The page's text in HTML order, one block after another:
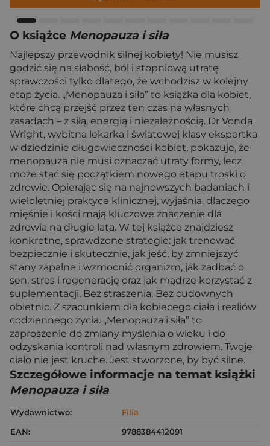
O książce Menopauza i siła
Najlepszy przewodnik silnej kobiety! Nie musisz
godzić się na słabość, ból i stopniową utratę
sprawczości tylko dlatego, że wchodzisz w kolejny
etap życia. „Menopauza i siła” to książka dla kobiet,
które chcą przejść przez ten czas na własnych
zasadach – z siłą, energią i niezależnością. Dr Vonda
Wright, wybitna lekarka i światowej klasy ekspertka
w dziedzinie długowieczności kobiet, pokazuje, że
menopauza nie musi oznaczać utraty formy, lecz
może stać się początkiem nowego etapu troski o
zdrowie. Opierając się na najnowszych badaniach i
wieloletniej praktyce klinicznej, wyjaśnia, dlaczego
mięśnie i kości mają kluczowe znaczenie dla
zdrowia na długie lata. W tej książce znajdziesz
konkretne, sprawdzone strategie: jak trenować
bezpiecznie i skutecznie, jak jeść, by zmniejszyć
stany zapalne i wzmocnić organizm, jak zadbać o
sen, stres i regenerację oraz jak mądrze korzystać z
suplementacji. Bez straszenia. Bez cudownych
obietnic. Z szacunkiem dla kobiecego ciała i realiów
codziennego życia. „Menopauza i siła” to
zaproszenie do zmiany myślenia o wieku i do
odzyskania kontroli nad własnym zdrowiem. Twoje
ciało nie jest kruche. Jest stworzone, by być silne.
Szczegółowe informacje na temat książki
Menopauza i siła
Wydawnictwo:
Filia
EAN:
9788384412091